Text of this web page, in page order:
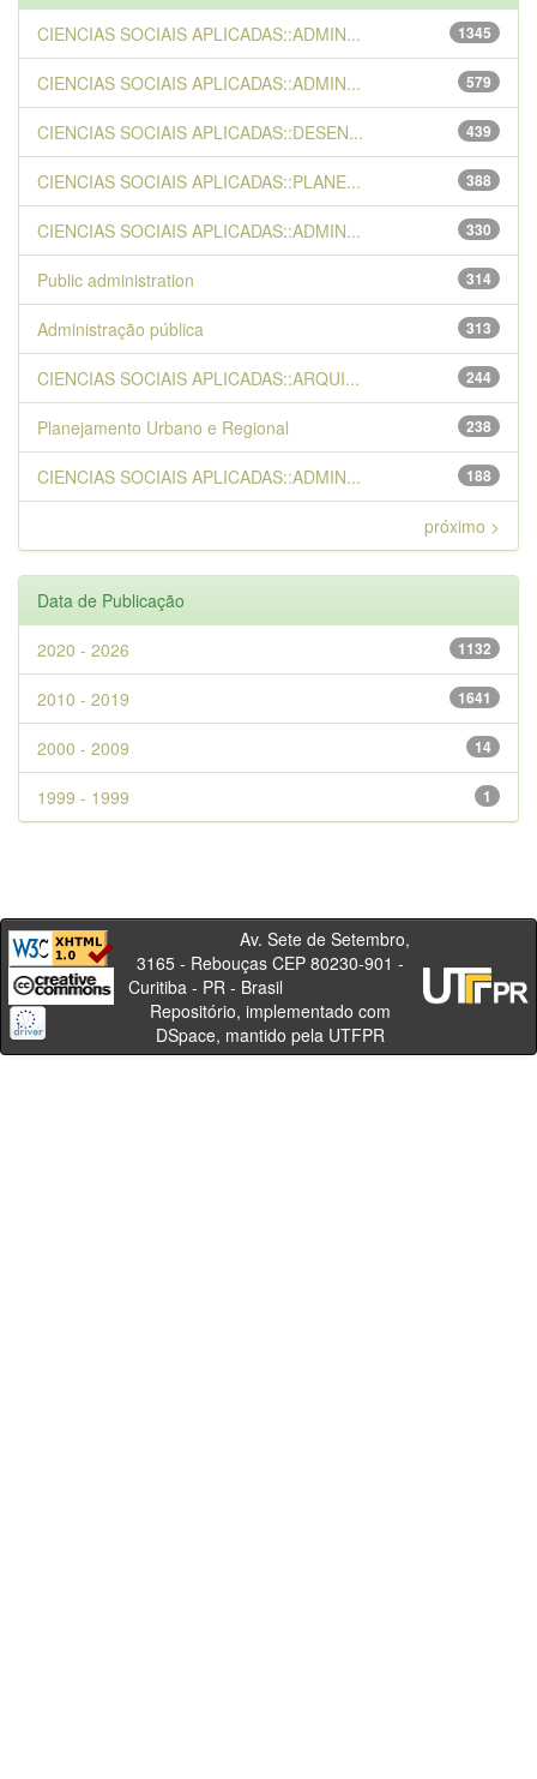
1345
CIENCIAS SOCIAIS APLICADAS::ADMIN...
579
CIENCIAS SOCIAIS APLICADAS::ADMIN...
439
CIENCIAS SOCIAIS APLICADAS::DESEN...
388
CIENCIAS SOCIAIS APLICADAS::PLANE...
330
CIENCIAS SOCIAIS APLICADAS::ADMIN...
314
Public administration
313
Administração pública
244
CIENCIAS SOCIAIS APLICADAS::ARQUI...
238
Planejamento Urbano e Regional
188
CIENCIAS SOCIAIS APLICADAS::ADMIN...
próximo >
Data de Publicação
1132
2020 - 2026
1641
2010 - 2019
14
2000 - 2009
1
1999 - 1999
Av. Sete de Setembro,
3165 - Rebouças CEP 80230-901 -
Curitiba - PR - Brasil
Repositório, implementado com
DSpace, mantido pela UTFPR